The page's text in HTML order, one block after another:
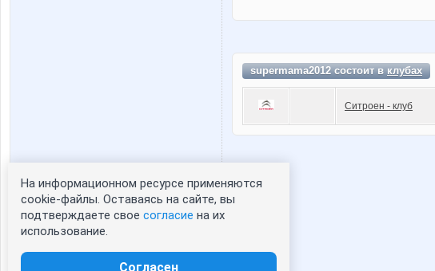
Статистика портрета:
сейчас просматривают портрет - 0
зарегистрированные пользователи
supermama2012 состоит вклубах
Ситроен - клуб
На информационном ресурсе применяются
cookie-файлы. Оставаясь на сайте, вы
подтверждаете свое согласие на их
использование.
Согласен